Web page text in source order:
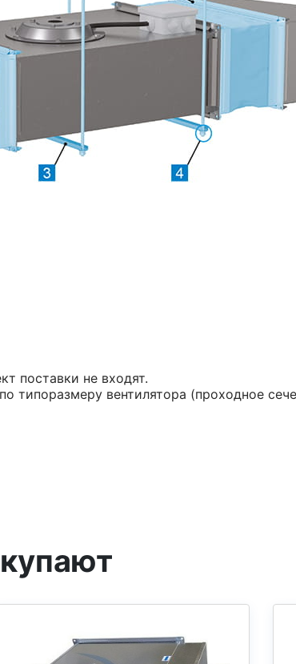
поставки не входят.
типоразмеру вентилятора (проходное